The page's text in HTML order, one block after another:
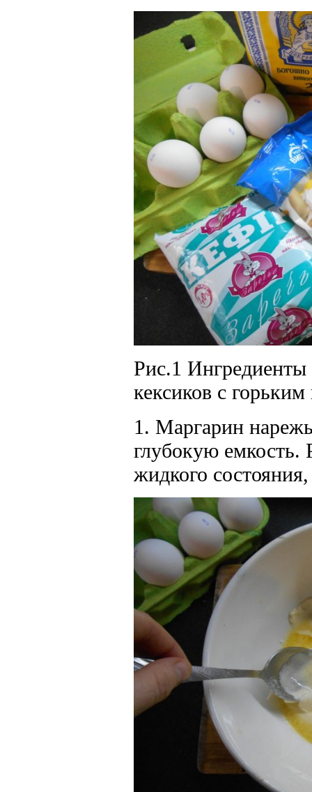
Рис.1
кексиков с
1. Маргарин
глубокую емкость.
жидкого